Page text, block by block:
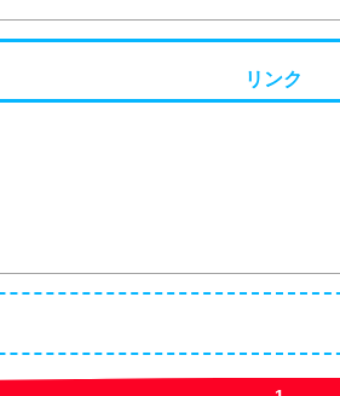
リンク